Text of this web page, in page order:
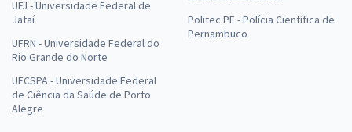
UFJ - Universidade Federal de
Jataí
UFRN - Universidade Federal do
Rio Grande do Norte
UFCSPA - Universidade Federal
de Ciência da Saúde de Porto
Alegre
Politec PE - Polícia Científica de
Pernambuco